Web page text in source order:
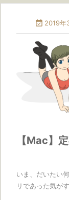
 2019年
【Mac】
いま、だいたい
リであった気が